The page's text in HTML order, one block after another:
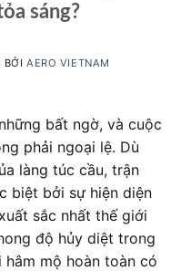
sáng?
BỞIAERO VIETNAM
bất ngờ, và cuộc
phải ngoại lệ. Dù
làng túc cầu, trận
biệt bởi sự hiện diện
sắc nhất thế giới
độ hủy diệt trong
hâm mộ hoàn toàn có